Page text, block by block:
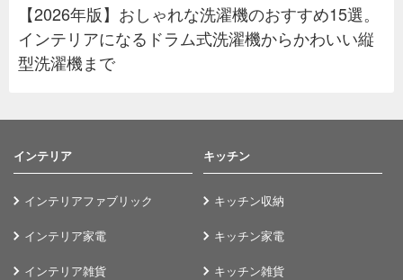
【2026年版】おしゃれな洗濯機のおすすめ15選。
インテリアになるドラム式洗濯機からかわいい縦
型洗濯機まで
インテリア
インテリアファブリック
インテリア家電
インテリア雑貨
キッチン
キッチン収納
キッチン家電
キッチン雑貨